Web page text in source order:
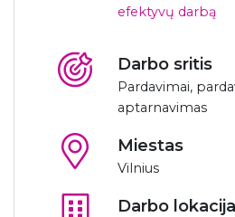
efektyvų darbą
Darbo sritis
Pardavimai,
aptarnavimas
Miestas
Vilnius
Darbo lokacija